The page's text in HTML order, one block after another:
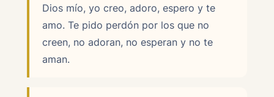
Dios mío, yo creo, adoro, espero y te
amo. Te pido perdón por los que no
creen, no adoran, no esperan y no te
aman.